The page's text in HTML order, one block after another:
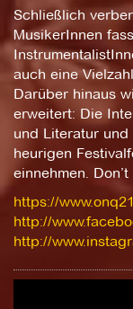
Schließlich
MusikerInnen
auch eine
Darüber hinaus
erweitert: Die
und Literatur
heurigen
einnehmen.
https://
http://
http://